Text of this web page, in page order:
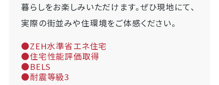
暮らしをお楽しみいただけます。ぜひ現地にて、
実際の街並みや住環境をご体感ください。
●ZEH水準省エネ住宅
●住宅性能評価取得
●BELS
●耐震等級3